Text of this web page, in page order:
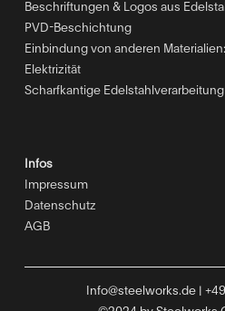
Beschriftungen & Logos aus
PVD-Beschichtung
Einbindung von anderen
Elektrizität
Scharfkantige Edelstahlverarbeitung
Infos
Impressum
Datenschutz
AGB
Info@steelworks.de |